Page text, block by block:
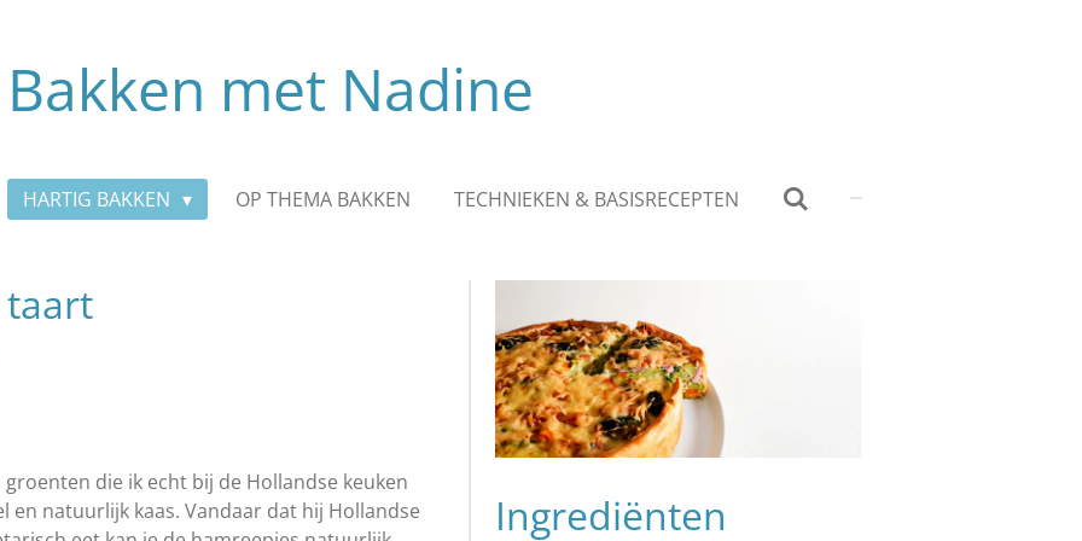
Bakken met Nadine
HARTIG BAKKEN OP THEMA BAKKEN TECHNIEKEN & BASISRECEPTEN
taart
die ik echt bij de Hollandse keuken
natuurlijk kaas. Vandaar dat hij Hollandse
Ingrediënten